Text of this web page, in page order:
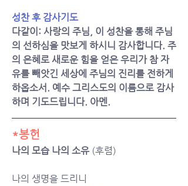
성찬 후 감사기도
다같이: 사랑의 주님, 이 성찬을 통해 주님
의 선하심을 맛보게 하시니 감사합니다. 주
의 은혜로 새로운 힘을 얻은 우리가 참 자
유를 빼앗긴 세상에 주님의 진리를 전하게
하옵소서. 예수 그리스도의 이름으로 감사
하며 기도드립니다. 아멘.
*봉헌
나의 모습 나의 소유 (후렴)
나의 생명을 드리니